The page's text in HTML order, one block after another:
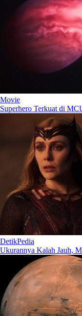
Movie
Superhero Terkuat di
DetikPedia
Ukurannya Kalah Jauh,